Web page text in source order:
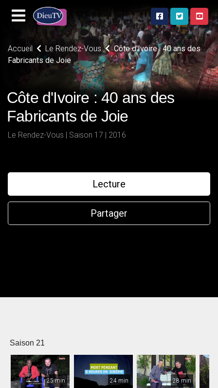
Accueil Le Rendez-Vous
Côte d'Ivoire : 40 ans des
Fabricants de Joie
Côte d'Ivoire : 40 ans des
Fabricants de Joie
Le Rendez-Vous | Saison 17 | 2016
Lecture
Partager
Saison 21
25 min 24 min 28 min